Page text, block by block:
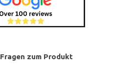
Fragen zum Produkt